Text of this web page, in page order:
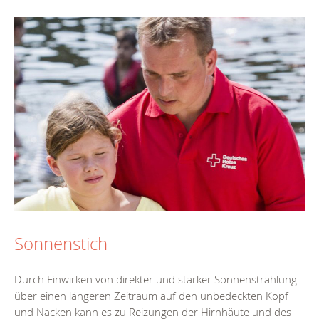
Sonnenstich
Durch Einwirken von direkter und starker Sonnenstrahlung
über einen längeren Zeitraum auf den unbedeckten Kopf
und Nacken kann es zu Reizungen der Hirnhäute und des